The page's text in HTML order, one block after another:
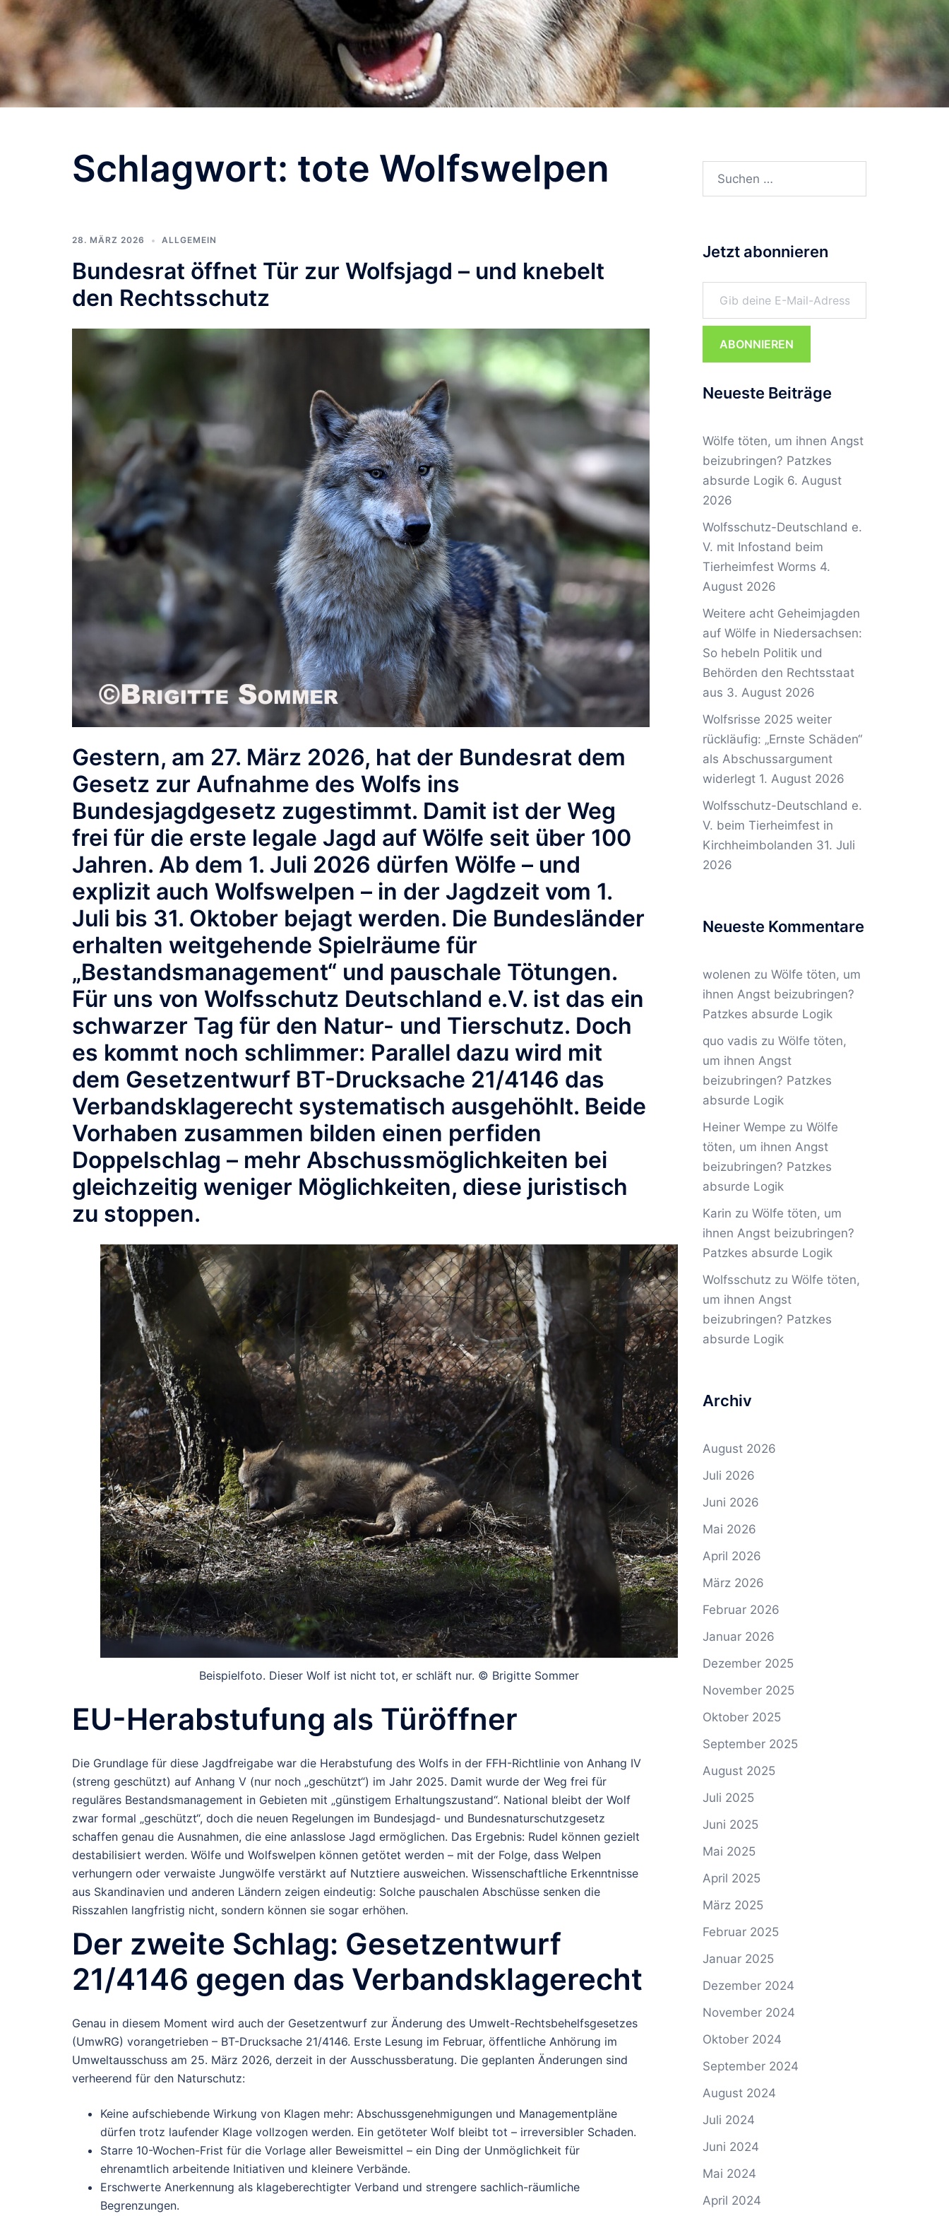
Schlagwort: tote Wolfswelpen
28. MÄRZ 2026 ALLGEMEIN
Bundesrat öffnet Tür zur Wolfsjagd – und knebelt
den Rechtsschutz
Gestern, am 27. März 2026, hat der Bundesrat dem
Gesetz zur Aufnahme des Wolfs ins
Bundesjagdgesetz zugestimmt. Damit ist der Weg
frei für die erste legale Jagd auf Wölfe seit über 100
Jahren. Ab dem 1. Juli 2026 dürfen Wölfe – und
explizit auch Wolfswelpen – in der Jagdzeit vom 1.
Juli bis 31. Oktober bejagt werden. Die Bundesländer
erhalten weitgehende Spielräume für
„Bestandsmanagement“ und pauschale Tötungen.
Für uns von Wolfsschutz Deutschland e.V. ist das ein
schwarzer Tag für den Natur- und Tierschutz. Doch
es kommt noch schlimmer: Parallel dazu wird mit
dem Gesetzentwurf BT-Drucksache 21/4146 das
Verbandsklagerecht systematisch ausgehöhlt. Beide
Vorhaben zusammen bilden einen perfiden
Doppelschlag – mehr Abschussmöglichkeiten bei
gleichzeitig weniger Möglichkeiten, diese juristisch
zu stoppen.
Beispielfoto. Dieser Wolf ist nicht tot, er schläft nur. © Brigitte Sommer
EU-Herabstufung als Türöffner
Die Grundlage für diese Jagdfreigabe war die Herabstufung des Wolfs in der FFH-Richtlinie von Anhang IV
(streng geschützt) auf Anhang V (nur noch „geschützt“) im Jahr 2025. Damit wurde der Weg frei für
reguläres Bestandsmanagement in Gebieten mit „günstigem Erhaltungszustand“. National bleibt der Wolf
zwar formal „geschützt“, doch die neuen Regelungen im Bundesjagd- und Bundesnaturschutzgesetz
schaffen genau die Ausnahmen, die eine anlasslose Jagd ermöglichen. Das Ergebnis: Rudel können gezielt
destabilisiert werden. Wölfe und Wolfswelpen können getötet werden – mit der Folge, dass Welpen
verhungern oder verwaiste Jungwölfe verstärkt auf Nutztiere ausweichen. Wissenschaftliche Erkenntnisse
aus Skandinavien und anderen Ländern zeigen eindeutig: Solche pauschalen Abschüsse senken die
Risszahlen langfristig nicht, sondern können sie sogar erhöhen.
Der zweite Schlag: Gesetzentwurf
21/4146 gegen das Verbandsklagerecht
Genau in diesem Moment wird auch der Gesetzentwurf zur Änderung des Umwelt-Rechtsbehelfsgesetzes
(UmwRG) vorangetrieben – BT-Drucksache 21/4146. Erste Lesung im Februar, öffentliche Anhörung im
Umweltausschuss am 25. März 2026, derzeit in der Ausschussberatung. Die geplanten Änderungen sind
verheerend für den Naturschutz:
Keine aufschiebende Wirkung von Klagen mehr: Abschussgenehmigungen und Managementpläne
dürfen trotz laufender Klage vollzogen werden. Ein getöteter Wolf bleibt tot – irreversibler Schaden.
Starre 10-Wochen-Frist für die Vorlage aller Beweismittel – ein Ding der Unmöglichkeit für
ehrenamtlich arbeitende Initiativen und kleinere Verbände.
Erschwerte Anerkennung als klageberechtigter Verband und strengere sachlich-räumliche
Begrenzungen.
Suchen
Jetzt abonnieren
Gib deine E-Mail-Adresse ein ...
ABONNIEREN
Neueste Beiträge
Wölfe töten, um ihnen Angst
beizubringen? Patzkes
absurde Logik 6. August
2026
Wolfsschutz-Deutschland e.
V. mit Infostand beim
Tierheimfest Worms 4.
August 2026
Weitere acht Geheimjagden
auf Wölfe in Niedersachsen:
So hebeln Politik und
Behörden den Rechtsstaat
aus 3. August 2026
Wolfsrisse 2025 weiter
rückläufig: „Ernste Schäden“
als Abschussargument
widerlegt 1. August 2026
Wolfsschutz-Deutschland e.
V. beim Tierheimfest in
Kirchheimbolanden 31. Juli
2026
Neueste Kommentare
wolenen zu Wölfe töten, um
ihnen Angst beizubringen?
Patzkes absurde Logik
quo vadis zu Wölfe töten,
um ihnen Angst
beizubringen? Patzkes
absurde Logik
Heiner Wempe zu Wölfe
töten, um ihnen Angst
beizubringen? Patzkes
absurde Logik
Karin zu Wölfe töten, um
ihnen Angst beizubringen?
Patzkes absurde Logik
Wolfsschutzzu Wölfe töten,
um ihnen Angst
beizubringen? Patzkes
absurde Logik
Archiv
August 2026
Juli 2026
Juni 2026
Mai 2026
April 2026
März 2026
Februar 2026
Januar 2026
Dezember 2025
November 2025
Oktober 2025
September 2025
August 2025
Juli 2025
Juni 2025
Mai 2025
April 2025
März 2025
Februar 2025
Januar 2025
Dezember 2024
November 2024
Oktober 2024
September 2024
August 2024
Juli 2024
Juni 2024
Mai 2024
April 2024